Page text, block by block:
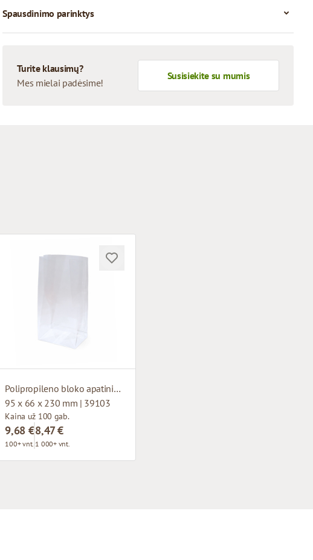
Spausdinimo parinktys
Turite klausimų?
Mes mielai padėsime!
Susisiekite su mumis
Polipropileno bloko apatinis maišelis
95 x 66 x 230 mm | 39103
Kaina už 100 gab.
9,68 €
100+ vnt.
8,47 €
1 000+ vnt.